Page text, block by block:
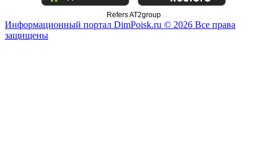
Refers AT2group
Информационный портал DimPoisk.ru © 2026 Все права
защищены